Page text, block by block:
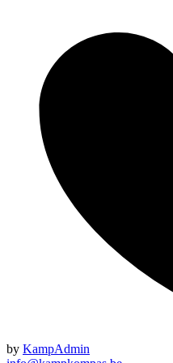
by KampAdmin